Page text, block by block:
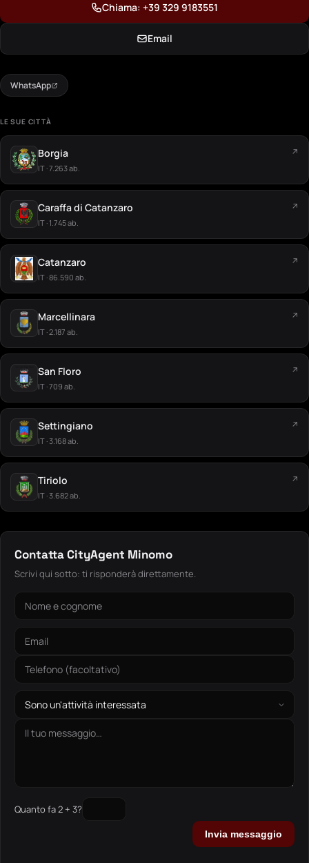
Chiama: +39 329 9183551
Email
WhatsApp
LE SUE CITTÀ
Borgia
IT · 7.263 ab.
↗
Caraffa di Catanzaro
IT · 1.745 ab.
↗
Catanzaro
IT · 86.590 ab.
↗
Marcellinara
IT · 2.187 ab.
↗
San Floro
IT · 709 ab.
↗
Settingiano
IT · 3.168 ab.
↗
Tiriolo
IT · 3.682 ab.
↗
Contatta CityAgent Minomo
Scrivi qui sotto: ti risponderà direttamente.
Quanto fa 2 + 3?
Invia messaggio